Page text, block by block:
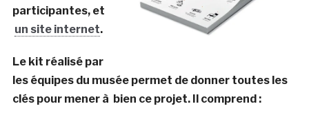
participantes, et
un site internet.
Le kit réalisé par
les équipes du musée permet de donner toutes les
clés pour mener à bien ce projet. Il comprend :